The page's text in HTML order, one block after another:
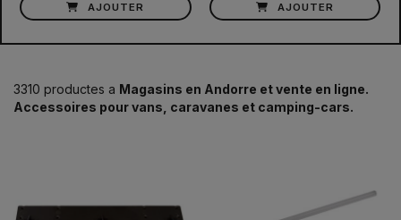
AJOUTER AJOUTER
3310 productes a Magasins en Andorre et vente en ligne.
Accessoires pour vans, caravanes et camping-cars.